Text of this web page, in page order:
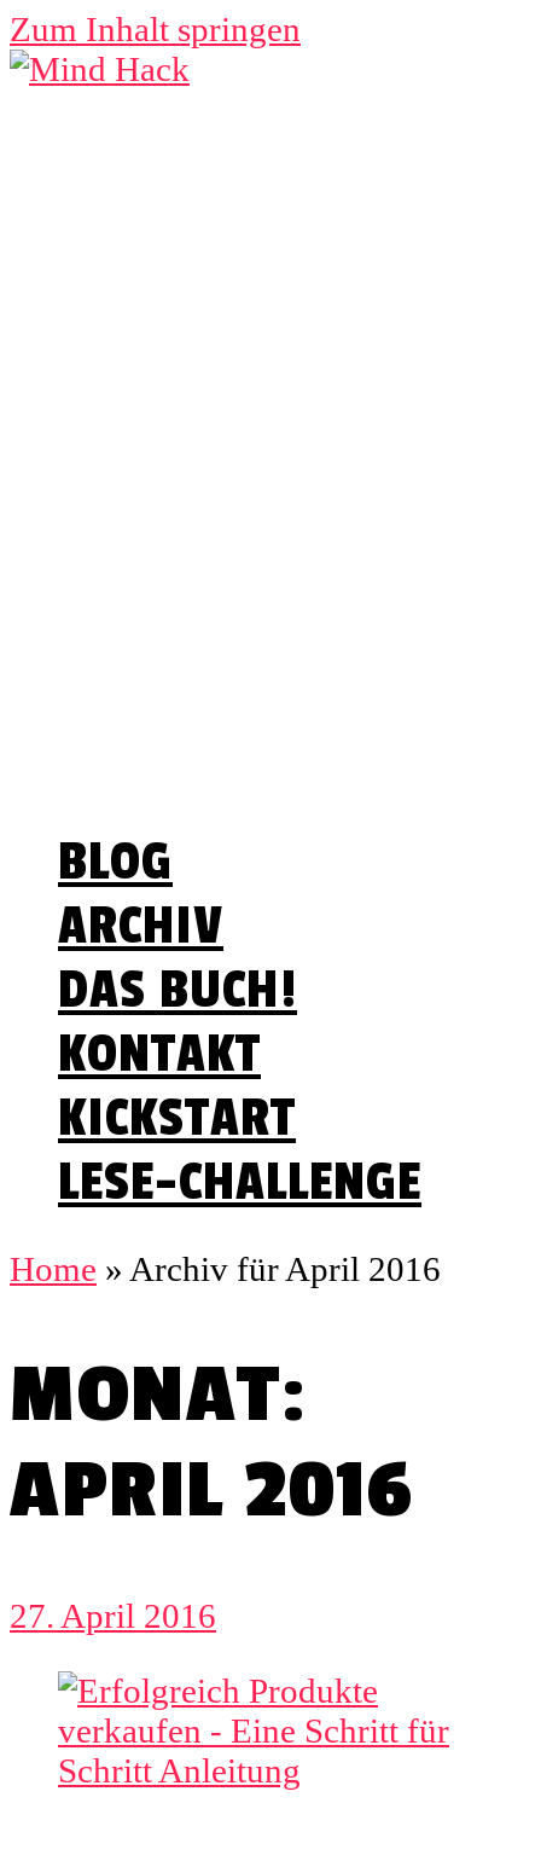
Zum Inhalt springen
BLOG
ARCHIV
DAS BUCH!
KONTAKT
KICKSTART
LESE-CHALLENGE
Home » Archiv für April 2016
MONAT:
APRIL 2016
27. April 2016